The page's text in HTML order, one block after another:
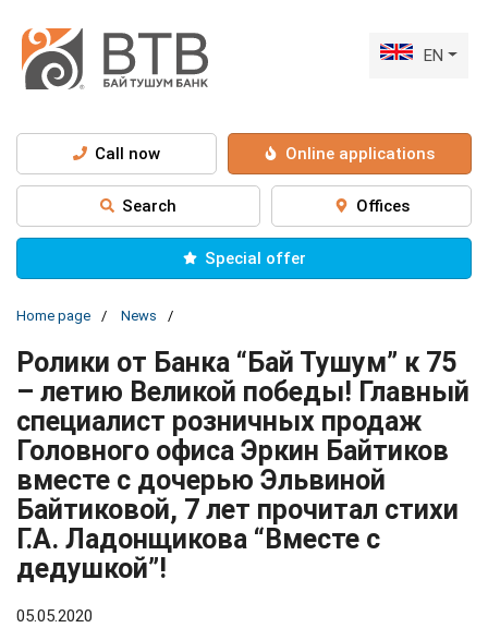
EN
Call now Online applications
Search Offices
Special offer
Home page News
Ролики от Банка “Бай Тушум” к 75
– летию Великой победы! Главный
специалист розничных продаж
Головного офиса Эркин Байтиков
вместе с дочерью Эльвиной
Байтиковой, 7 лет прочитал стихи
Г.А. Ладонщикова “Вместе с
дедушкой”!
05.05.2020